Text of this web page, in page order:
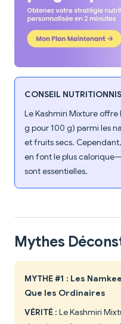
CONSEIL
Le Kashmiri Mixture offre
g pour 100 g) parmi les
et fruits secs.
en font le plus
sont essentielles.
Mythes
MYTHE #1 : Les
Que les Ordinaires
VÉRITÉ : Le Kashmiri